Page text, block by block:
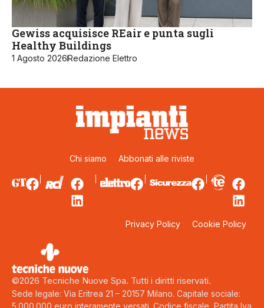
Gewiss acquisisce REair e punta sugli
Healthy Buildings
1 Agosto 2026Redazione Elettro
Chi siamo Abbonati alle riviste
Privacy Policy Cookie Policy
©2026 Tecniche Nuove Spa. Tutti i diritti riservati.
Sede legale: Via Eritrea 21 – 20157 Milano. Capitale sociale: